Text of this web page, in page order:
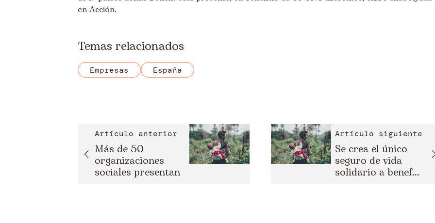
en Acción.
Temas relacionados
Empresas España
Artículo anterior
Más de 50
organizaciones
sociales presentan
Artículo siguiente
Se crea el único
seguro de vida
solidario a benef...